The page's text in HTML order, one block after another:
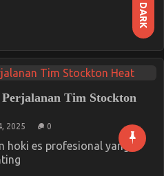
Tim Stockton
2025 0
es profesional yang
DARK